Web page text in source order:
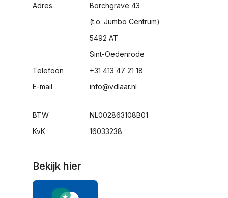
Adres
Telefoon
E-mail
BTW
KvK
Borchgrave 43
(t.o. Jumbo Centrum)
5492 AT
Sint-Oedenrode
+31 413 47 21 18
info@vdlaar.nl
NL002863108B01
16033238
Bekijk hier